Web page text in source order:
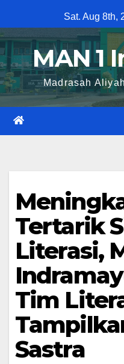
to
content
Sat. Aug 8th,
MAN 1
Madrasah
Tertarik
Literasi,
Tim
Sastra